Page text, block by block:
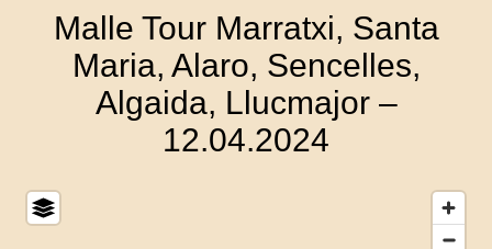
Malle Tour Marratxi, Santa
Maria, Alaro, Sencelles,
Algaida, Llucmajor –
12.04.2024